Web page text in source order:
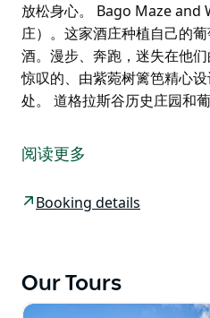
放松身心。 Bago Maze and
庄）。这家酒庄种植自己的
酒。漫步、奔跑，迷失在他
惊叹的、由紫菀树篱笆精心
处。 道格拉斯谷历史庄园和
The Bucket Brewery（水桶
的啤酒种类繁多，品质上乘。
传统与澳大利亚的酿酒技术相
阅读更多
Booking details
Our Tours